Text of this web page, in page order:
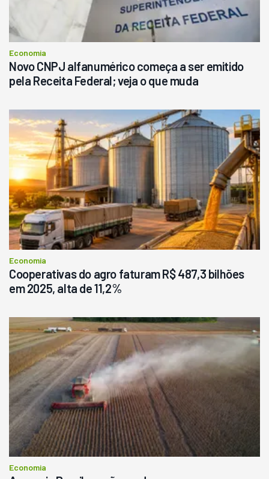
Economia
Novo CNPJ alfanumérico começa a ser emitido
pela Receita Federal; veja o que muda
Economia
Cooperativas do agro faturam R$ 487,3 bilhões
em 2025, alta de 11,2%
Economia